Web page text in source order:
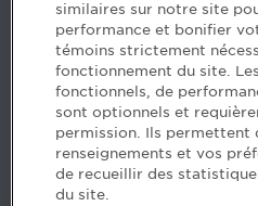
5, Place Ville Marie, bureau
H3B 2G2
www.cpaquebec.ca
Des questions? Faites
Envie de mettre de l’Ordre
les postes disponibles >
similaires sur notre site
performance et bonifier
témoins strictement
fonctionnement du site.
fonctionnels, de
sont optionnels et
permission. Ils permettent
renseignements et vos
de recueillir des
du site.